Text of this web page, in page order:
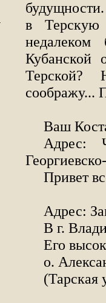
в Терскую
Кубанской
соображу...
Ваш
Адрес:
Привет
Адрес:
В г.
Его
о.
(Тарская